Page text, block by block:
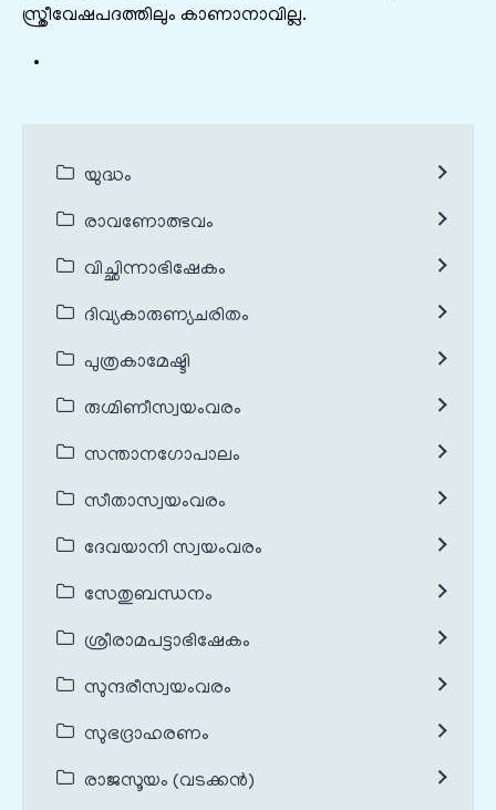
സ്ത്രീവേഷപദത്തിലും കാണാനാവില്ല.
യുദ്ധം
രാവണോത്ഭവം
വിച്ഛിന്നാഭിഷേകം
ദിവ്യകാരുണ്യചരിതം
പുത്രകാമേഷ്ടി
രുഗ്മിണീസ്വയംവരം
സന്താനഗോപാലം
സീതാസ്വയംവരം
ദേവയാനി സ്വയംവരം
സേതുബന്ധനം
ശ്രീരാമപട്ടാഭിഷേകം
സുന്ദരീസ്വയംവരം
സുഭദ്രാഹരണം
രാജസൂയം (വടക്കൻ)